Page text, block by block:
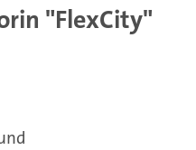
"FlexCity"